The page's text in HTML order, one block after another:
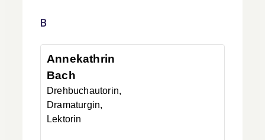
B
Annekathrin
Bach
Drehbuchautorin,
Dramaturgin,
Lektorin